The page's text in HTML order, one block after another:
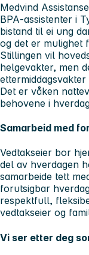
Medvind
BPA‑assistenter i
bistand til ei ung
og det er mulighet
Stillingen vil
helgevakter, men
ettermiddagsvakter
Det er våken
behovene i
Samarbeid med
Vedtakseier bor
del av hverdagen
samarbeide tett
forutsigbar
respektfull,
vedtakseier og
Vi ser etter deg